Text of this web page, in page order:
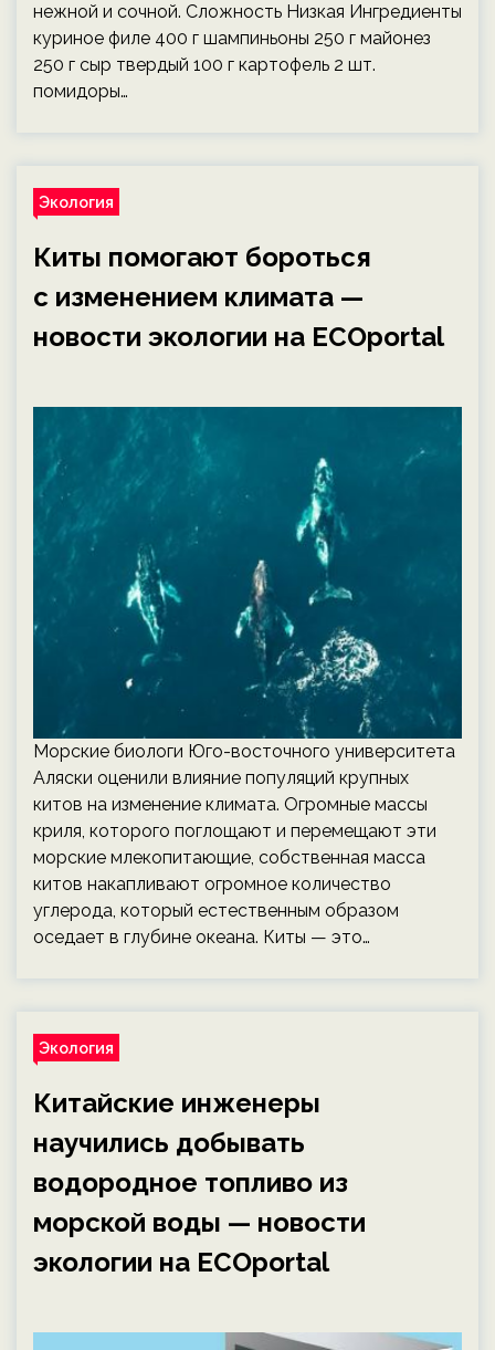
нежной и сочной. Сложность Низкая Ингредиенты
куриное филе 400 г шампиньоны 250 г майонез
250 г сыр твердый 100 г картофель 2 шт.
помидоры…
Экология
Киты помогают бороться
с изменением климата —
новости экологии на ECOportal
Морские биологи Юго-восточного университета
Аляски оценили влияние популяций крупных
китов на изменение климата. Огромные массы
криля, которого поглощают и перемещают эти
морские млекопитающие, собственная масса
китов накапливают огромное количество
углерода, который естественным образом
оседает в глубине океана. Киты — это…
Экология
Китайские инженеры
научились добывать
водородное топливо из
морской воды — новости
экологии на ECOportal